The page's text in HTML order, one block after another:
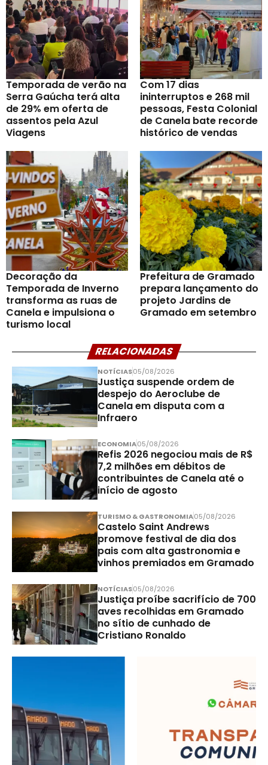
Temporada de verão na
Serra Gaúcha terá alta
de 29% em oferta de
assentos pela Azul
Viagens
Com 17 dias
ininterruptos e 268 mil
pessoas, Festa Colonial
de Canela bate recorde
histórico de vendas
Decoração da
Temporada de Inverno
transforma as ruas de
Canela e impulsiona o
turismo local
Prefeitura de Gramado
prepara lançamento do
projeto Jardins de
Gramado em setembro
RELACIONADAS
NOTÍCIAS05/08/2026
Justiça suspende ordem de
despejo do Aeroclube de
Canela em disputa com a
Infraero
ECONOMIA05/08/2026
Refis 2026 negociou mais de R$
7,2 milhões em débitos de
contribuintes de Canela até o
início de agosto
TURISMO & GASTRONOMIA05/08/2026
Castelo Saint Andrews
promove festival de dia dos
pais com alta gastronomia e
vinhos premiados em Gramado
NOTÍCIAS05/08/2026
Justiça proíbe sacrifício de 700
aves recolhidas em Gramado
no sítio de cunhado de
Cristiano Ronaldo